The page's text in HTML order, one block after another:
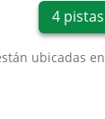
4 pistas
ubicadas en